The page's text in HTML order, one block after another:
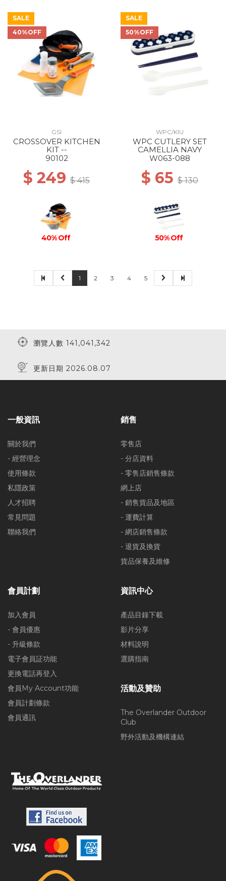
SALE
40%OFF
GSI
CROSSOVER KITCHEN
KIT --
90102
$ 249 $ 415
40% Off
SALE
50%OFF
WPC/KIU
WPC CUTLERY SET
CAMELLIA NAVY
W063-088
$ 65$ 130
50% Off
1 2 3 4 5
瀏覽人數 141,041,342
更新日期 2026.08.07
一般資訊
關於我們
- 經營理念
使用條款
私隱政策
人才招聘
常見問題
聯絡我們
銷售
零售店
- 分店資料
- 零售店銷售條款
網上店
- 銷售貨品及地區
- 運費計算
- 網店銷售條款
- 退貨及換貨
貨品保養及維修
會員計劃
加入會員
- 會員優惠
- 升級條款
電子會員証功能
更換電話再登入
會員My Account功能
會員計劃條款
會員通訊
資訊中心
產品目錄下載
影片分享
材料說明
選購指南
活動及贊助
The Overlander Outdoor
Club
野外活動及機構連結